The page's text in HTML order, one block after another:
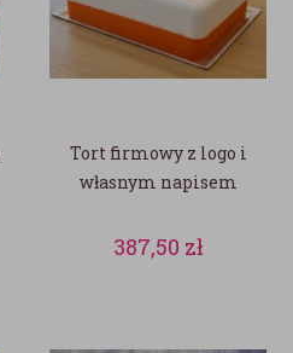
Tort firmowy z logo i
własnym napisem
387,50 zł